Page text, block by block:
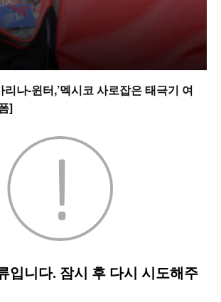
나-윈터,’멕시코 사로잡은 태극기 여
]